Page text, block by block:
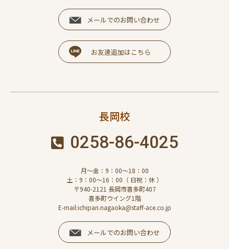
メールでのお問い合わせ
お友達追加はこちら
長岡校
0258-86-4025
月～金：9：00～18：00
土：9：00～16：00（ 日祝：休 ）
〒940-2121 長岡市喜多町407
喜多町ウイング1階
E-mail:ichipan.nagaoka@staff-ace.co.jp
メールでのお問い合わせ